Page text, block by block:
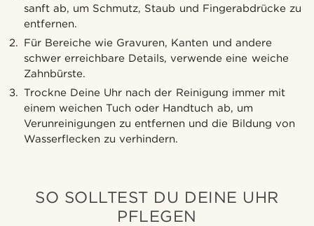
sanft ab, um Schmutz, Staub und Fingerabdrücke zu
entfernen.
Für Bereiche wie Gravuren, Kanten und andere
schwer erreichbare Details, verwende eine weiche
Zahnbürste.
Trockne Deine Uhr nach der Reinigung immer mit
einem weichen Tuch oder Handtuch ab, um
Verunreinigungen zu entfernen und die Bildung von
Wasserflecken zu verhindern.
SO SOLLTEST DU DEINE UHR
PFLEGEN